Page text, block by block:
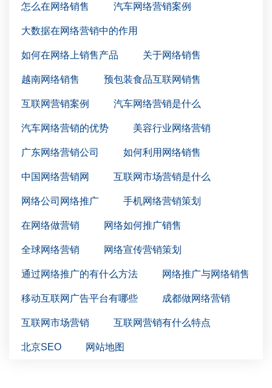
怎么在网络销售 汽车网络营销案例
大数据在网络营销中的作用
如何在网络上销售产品 关于网络销售
越南网络销售 预包装食品互联网销售
互联网营销案例 汽车网络营销是什么
汽车网络营销的优势 美容行业网络营销
广东网络营销公司 如何利用网络销售
中国网络营销网 互联网市场营销是什么
网络公司网络推广 手机网络营销策划
在网络做营销 网络如何推广销售
全球网络营销 网络宣传营销策划
通过网络推广的有什么方法 网络推广与网络销售
移动互联网广告平台有哪些 成都做网络营销
互联网市场营销 互联网营销有什么特点
北京SEO 网站地图